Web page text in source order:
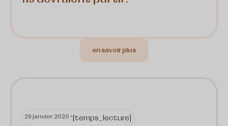
en savoir plus
29 janvier 2020 •[temps_lecture]